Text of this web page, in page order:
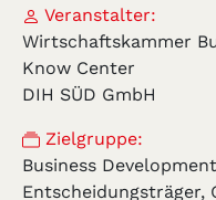
Veranstalter:
Wirtschaftskammer
Know Center
DIH SÜD GmbH
Zielgruppe:
Business
Entscheidungsträger,